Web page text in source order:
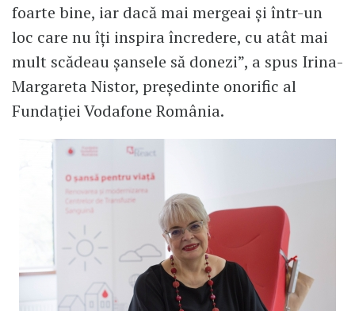
foarte bine, iar dacă mai mergeai și într-un
loc care nu îți inspira încredere, cu atât mai
mult scădeau șansele să donezi”, a spus Irina-
Margareta Nistor, președinte onorific al
Fundației Vodafone România.